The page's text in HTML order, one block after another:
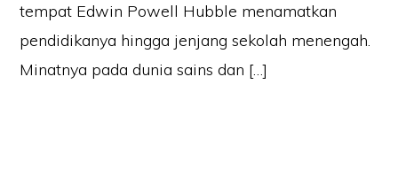
tempat Edwin Powell Hubble menamatkan
pendidikanya hingga jenjang sekolah menengah.
Minatnya pada dunia sains dan […]